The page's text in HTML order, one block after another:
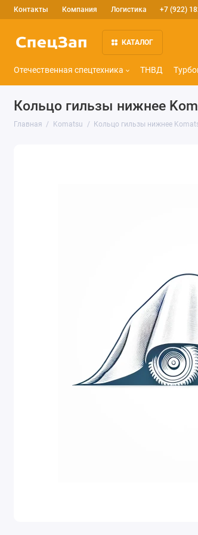
Контакты Компания Логистика +7 (922)
КАТАЛОГ
Отечественная спецтехника ТНВД
Кольцо гильзы нижнее
Главная Komatsu Кольцо гильзы нижнее